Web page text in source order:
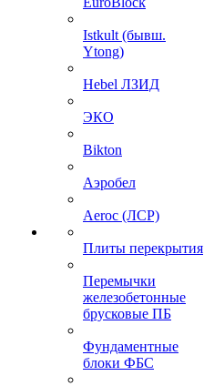
Istkult (бывш.
Ytong)
Hebel ЛЗИД
ЭКО
Bikton
Аэробел
Aeroc (ЛСР)
Плиты перекрытия
Перемычки
железобетонные
брусковые ПБ
Фундаментные
блоки ФБС